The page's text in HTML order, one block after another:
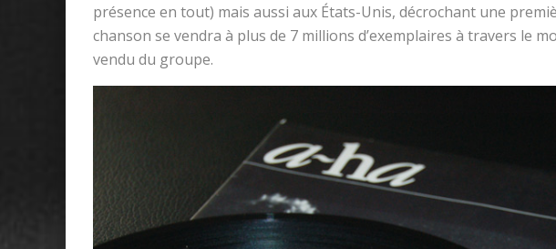
présence en tout) mais aussi aux États-Unis, décrochant une
chanson se vendra à plus de 7 millions d’exemplaires à travers le
vendu du groupe.